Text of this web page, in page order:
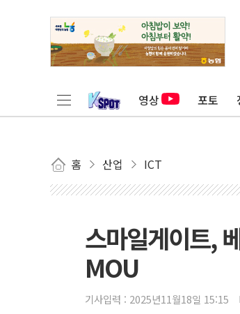
영상 포토
홈 산업 ICT
스마일게이트,
MOU
기사입력 : 2025년11월18일 15:15